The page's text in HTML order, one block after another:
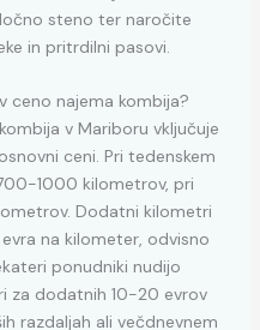
steno ter naročite
in pritrdilni pasovi.
ceno najema kombija?
v Mariboru vključuje
ceni. Pri tedenskem
1000 kilometrov, pri
Dodatni kilometri
na kilometer, odvisno
ponudniki nudijo
za dodatnih 10-20 evrov
razdaljah ali večdnevnem